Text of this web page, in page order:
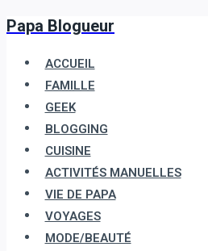
Aller
contenu
Papa Blogueur
ACCUEIL
FAMILLE
GEEK
BLOGGING
CUISINE
ACTIVITÉS MANUELLES
VIE DE PAPA
VOYAGES
MODE/BEAUTÉ